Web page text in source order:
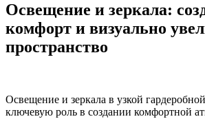
Освещение и зеркала:
комфорт и визуально
пространство
Освещение и зеркала в узкой
ключевую роль в создании комфортной